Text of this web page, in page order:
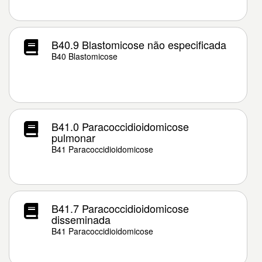
B40.9 Blastomicose não especificada
B40 Blastomicose
B41.0 Paracoccidioidomicose
pulmonar
B41 Paracoccidioidomicose
B41.7 Paracoccidioidomicose
disseminada
B41 Paracoccidioidomicose